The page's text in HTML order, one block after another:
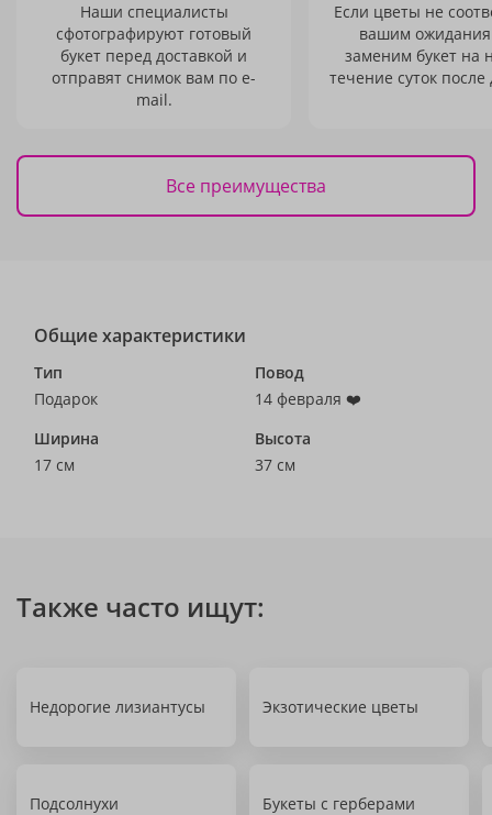
Наши специалисты
сфотографируют готовый
букет перед доставкой и
отправят снимок вам по e-
mail.
Если цветы не
вашим
заменим букет на
течение суток после
Все преимущества
Общие характеристики
Тип
Подарок
Повод
14 февраля ❤️
Ширина
17 см
Высота
37 см
Также часто ищут:
Недорогие лизиантусы Экзотические цветы
Подсолнухи Букеты с герберами